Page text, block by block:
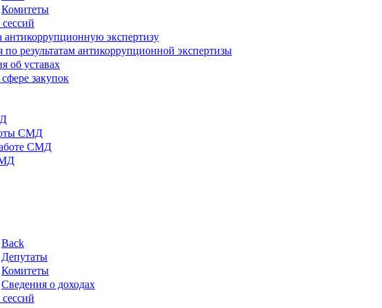
Комитеты
экспертизу
по результатам антикоррупционной экспертизы
об уставах
закупок
СМД
СМД
Back
Депутаты
Комитеты
Сведения о доходах